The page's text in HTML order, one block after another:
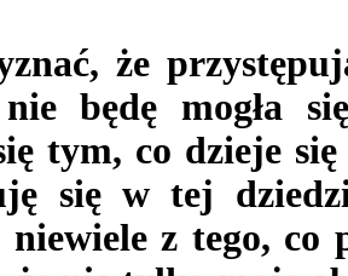
że
będę mogła
tym, co dzieje
się w tej
niewiele z tego, co